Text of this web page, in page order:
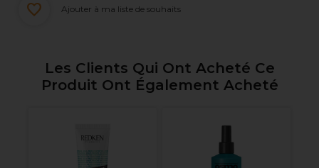
Ajouter à ma liste de souhaits
Les Clients Qui Ont Acheté Ce
Produit Ont Également Acheté